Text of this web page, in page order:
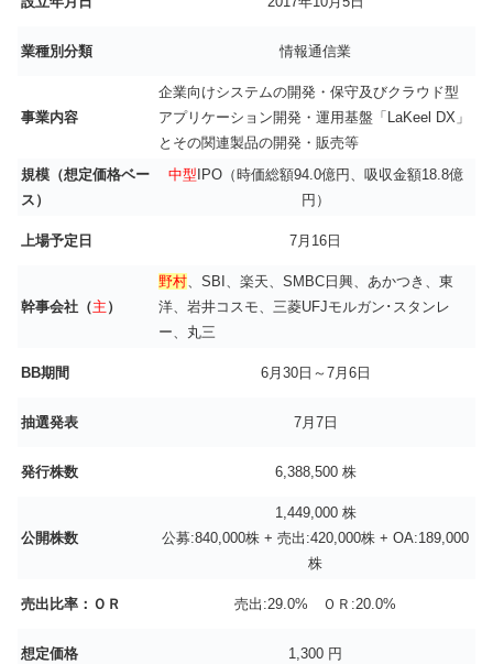
業種別分類 情報通信業
事業内容
企業向けシステムの開発・保守及びクラウド型
アプリケーション開発・運用基盤「LaKeel DX」
とその関連製品の開発・販売等
規模（想定価格ベー
ス）
中型 IPO（時価総額94.0億円、吸収金額18.8億
円）
上場予定日 7月16日
幹事会社（主 ）
野村、SBI、楽天、SMBC日興、あかつき、東
洋、岩井コスモ、三菱UFJモルガン･スタンレ
ー、丸三
BB期間 6月30日～7月6日
抽選発表 7月7日
発行株数 6,388,500 株
公開株数
1,449,000 株
公募:840,000株 + 売出:420,000株 + OA:189,000
株
売出比率：ＯＲ 売出:29.0% ＯＲ:20.0%
想定価格 1,300 円